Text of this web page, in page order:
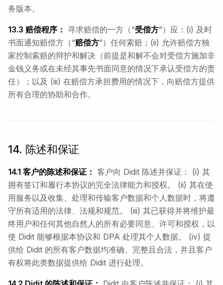
务版本。
13.3 赔偿程序： 寻求赔偿的一方（“受偿方”）应：(i) 及时
书面通知赔偿方（“赔偿方”）任何索赔；(ii) 允许赔偿方独
家控制索赔的辩护和解决（前提是和解不会对受偿方施加非
金钱义务或在未经其事先书面同意的情况下承认受偿方的责
任）；以及 (iii) 在赔偿方承担费用的情况下，向赔偿方提供
所有合理的协助和合作。
14. 陈述和保证
14.1 客户的陈述和保证： 客户向 Didit 陈述并保证： (i) 其
拥有签订和履行本协议的完全法律能力和授权。 (ii) 其在使
用服务以及收集、处理和传输客户数据和个人数据时，将遵
守所有适用的法律、法规和规范。 (iii) 其已获得并将维护最
终用户和任何其他自然人的所有必要同意、许可和授权，以
使 Didit 能够根据本协议和 DPA 处理其个人数据。 (iv) 提
供给 Didit 的所有客户数据均准确、完整且合法，并且客户
有权将此类数据提供给 Didit 进行处理。